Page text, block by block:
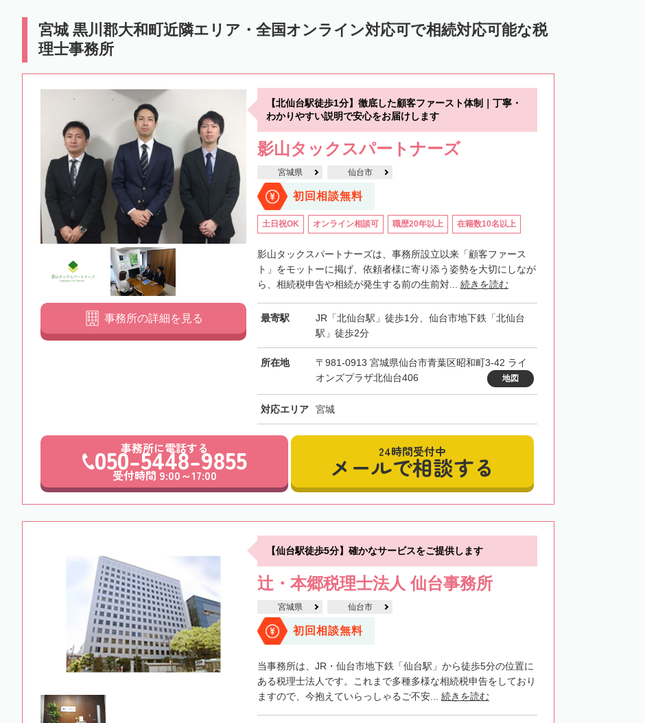
宮城 黒川郡大和町近隣エリア・全国オンライン対応可で相続対応可能な税
理士事務所
【北仙台駅徒歩1分】徹底した顧客ファースト体制｜丁寧・
わかりやすい説明で安心をお届けします
影山タックスパートナーズ
宮城県 仙台市
初回相談無料
土日祝OK オンライン相談可 職歴20年以上 在籍数10名以上
影山タックスパートナーズは、事務所設立以来「顧客ファース
ト」をモットーに掲げ、依頼者様に寄り添う姿勢を大切にしなが
ら、相続税申告や相続が発生する前の生前対... 続きを読む
最寄駅
JR「北仙台駅」徒歩1分、仙台市地下鉄「北仙台
駅」徒歩2分
所在地
〒981-0913 宮城県仙台市青葉区昭和町3-42 ライ
オンズプラザ北仙台406
地図
対応エリア 宮城
事務所の詳細を見る
事務所に電話する
050-5448-9855
受付時間 9:00～17:00
24時間受付中
メールで相談する
【仙台駅徒歩5分】確かなサービスをご提供します
辻・本郷税理士法人 仙台事務所
宮城県 仙台市
初回相談無料
当事務所は、JR・仙台市地下鉄「仙台駅」から徒歩5分の位置に
ある税理士法人です。これまで多種多様な相続税申告をしており
ますので、今抱えていらっしゃるご不安... 続きを読む